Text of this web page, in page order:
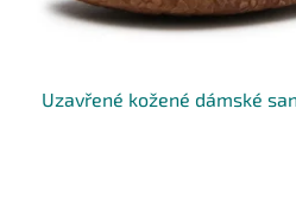
Uzavřené kožené dámské